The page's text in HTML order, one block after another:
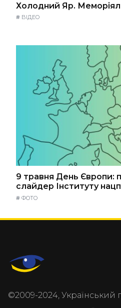
Холодний Яр. Меморіял
# ВІДЕО
9 травня День Європи:
слайдер Інституту
# ФОТО
©2009-2024, Український